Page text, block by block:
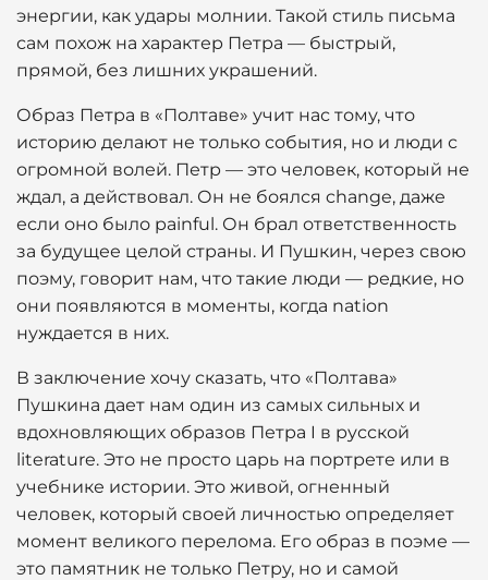
энергии, как удары молнии. Такой стиль письма
сам похож на характер Петра — быстрый,
прямой, без лишних украшений.
Образ Петра в «Полтаве» учит нас тому, что
историю делают не только события, но и люди с
огромной волей. Петр — это человек, который не
ждал, а действовал. Он не боялся change, даже
если оно было painful. Он брал ответственность
за будущее целой страны. И Пушкин, через свою
поэму, говорит нам, что такие люди — редкие, но
они появляются в моменты, когда nation
нуждается в них.
В заключение хочу сказать, что «Полтава»
Пушкина дает нам один из самых сильных и
вдохновляющих образов Петра I в русской
literature. Это не просто царь на портрете или в
учебнике истории. Это живой, огненный
человек, который своей личностью определяет
момент великого перелома. Его образ в поэме —
это памятник не только Петру, но и самой